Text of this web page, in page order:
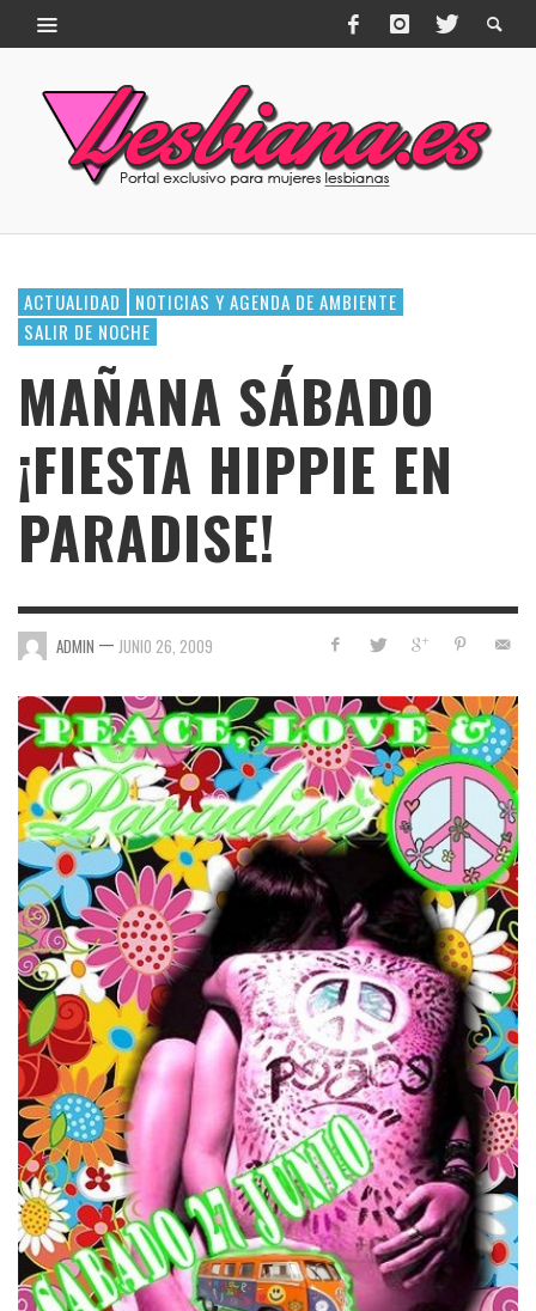
ACTUALIDAD
NOTICIAS Y AGENDA DE AMBIENTE
SALIR DE NOCHE
MAÑANA SÁBADO
¡FIESTA HIPPIE EN
PARADISE!
ADMIN — JUNIO 26, 2009